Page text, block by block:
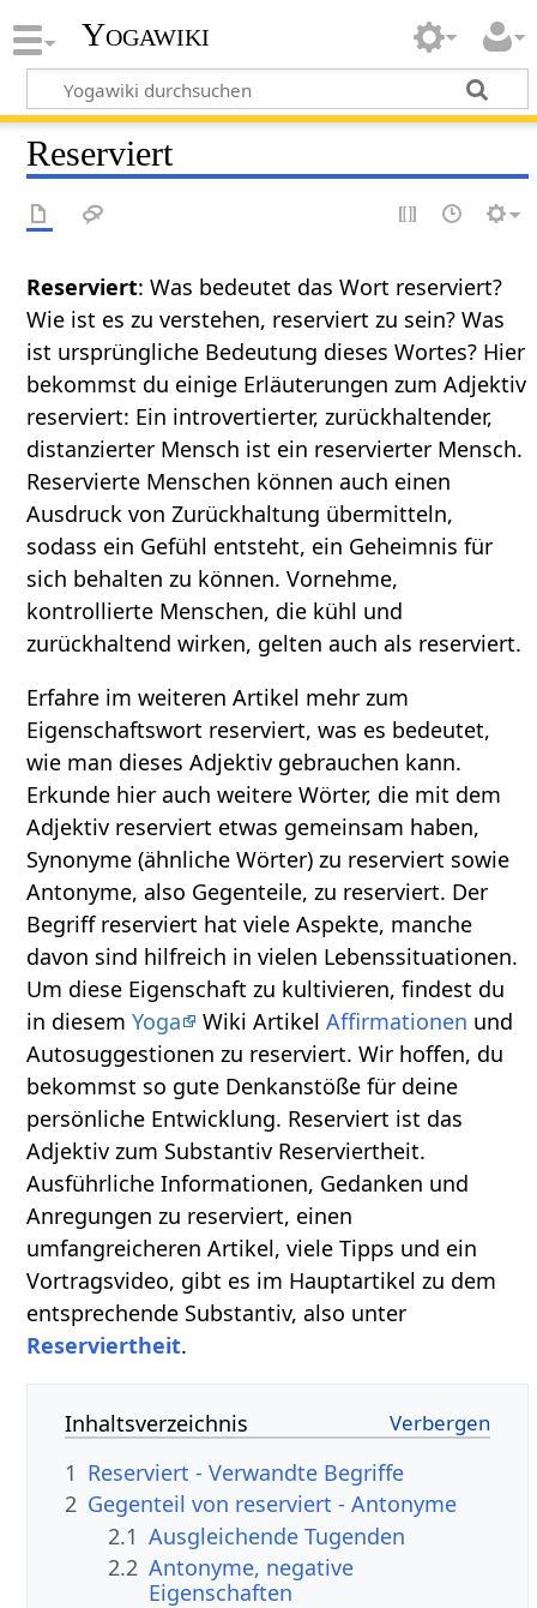
Yogawiki
Reserviert
Reserviert: Was bedeutet das Wort reserviert?
Wie ist es zu verstehen, reserviert zu sein? Was
ist ursprüngliche Bedeutung dieses Wortes? Hier
bekommst du einige Erläuterungen zum Adjektiv
reserviert: Ein introvertierter, zurückhaltender,
distanzierter Mensch ist ein reservierter Mensch.
Reservierte Menschen können auch einen
Ausdruck von Zurückhaltung übermitteln,
sodass ein Gefühl entsteht, ein Geheimnis für
sich behalten zu können. Vornehme,
kontrollierte Menschen, die kühl und
zurückhaltend wirken, gelten auch als reserviert.
Erfahre im weiteren Artikel mehr zum
Eigenschaftswort reserviert, was es bedeutet,
wie man dieses Adjektiv gebrauchen kann.
Erkunde hier auch weitere Wörter, die mit dem
Adjektiv reserviert etwas gemeinsam haben,
Synonyme (ähnliche Wörter) zu reserviert sowie
Antonyme, also Gegenteile, zu reserviert. Der
Begriff reserviert hat viele Aspekte, manche
davon sind hilfreich in vielen Lebenssituationen.
Um diese Eigenschaft zu kultivieren, findest du
in diesemYoga Wiki ArtikelAffirmationen und
Autosuggestionen zu reserviert. Wir hoffen, du
bekommst so gute Denkanstöße für deine
persönliche Entwicklung. Reserviert ist das
Adjektiv zum Substantiv Reserviertheit.
Ausführliche Informationen, Gedanken und
Anregungen zu reserviert, einen
umfangreicheren Artikel, viele Tipps und ein
Vortragsvideo, gibt es im Hauptartikel zu dem
entsprechende Substantiv, also unter
Reserviertheit.
Inhaltsverzeichnis
1 Reserviert - Verwandte Begriffe
2 Gegenteil von reserviert - Antonyme
2.1 Ausgleichende Tugenden
2.2 Antonyme, negative
Eigenschaften